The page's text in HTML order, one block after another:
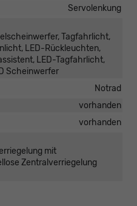
Servolenkung
Tagfahrlicht,
LED-Rückleuchten,
LED-Tagfahrlicht,
Scheinwerfer
Notrad
vorhanden
vorhanden
mit
Zentralverriegelung